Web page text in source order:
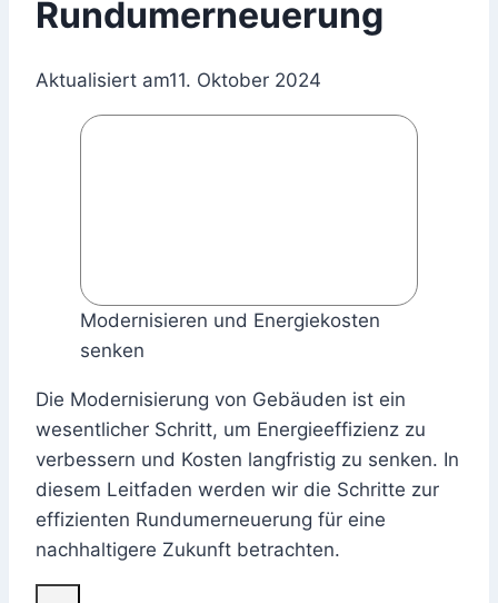
Rundumerneuerung
Aktualisiert am11. Oktober 2024
Modernisieren und Energiekosten
senken
Die Modernisierung von Gebäuden ist ein
wesentlicher Schritt, um Energieeffizienz zu
verbessern und Kosten langfristig zu senken. In
diesem Leitfaden werden wir die Schritte zur
effizienten Rundumerneuerung für eine
nachhaltigere Zukunft betrachten.